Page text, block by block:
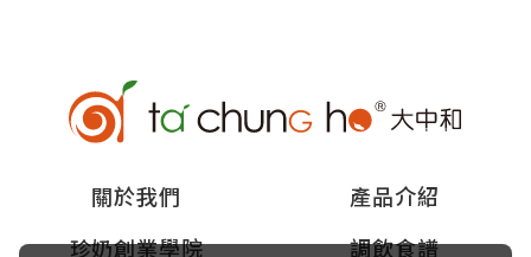
關於我們
產品介紹
珍奶創業學院
調飲食譜